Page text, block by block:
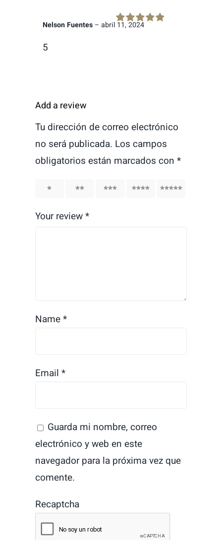
Rated
Nelson Fuentes – abril 11, 2024
5
Add a review
Tu dirección de correo electrónico
no será publicada. Los campos
obligatorios están marcados con *
2 3 4 5
Your review*
Name*
Email *
Guarda mi nombre, correo
electrónico y web en este
navegador para la próxima vez que
comente.
Recaptcha